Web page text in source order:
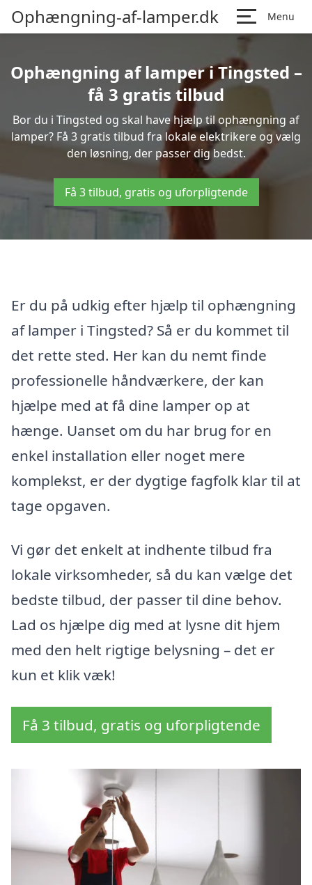
Ophængning-af-lamper.dk Menu
Ophængning af lamper i Tingsted –
få 3 gratis tilbud
Bor du i Tingsted og skal have hjælp til ophængning af
lamper? Få 3 gratis tilbud fra lokale elektrikere og vælg
den løsning, der passer dig bedst.
Få 3 tilbud, gratis og uforpligtende
Er du på udkig efter hjælp til ophængning
af lamper i Tingsted? Så er du kommet til
det rette sted. Her kan du nemt finde
professionelle håndværkere, der kan
hjælpe med at få dine lamper op at
hænge. Uanset om du har brug for en
enkel installation eller noget mere
komplekst, er der dygtige fagfolk klar til at
tage opgaven.
Vi gør det enkelt at indhente tilbud fra
lokale virksomheder, så du kan vælge det
bedste tilbud, der passer til dine behov.
Lad os hjælpe dig med at lysne dit hjem
med den helt rigtige belysning – det er
kun et klik væk!
Få 3 tilbud, gratis og uforpligtende